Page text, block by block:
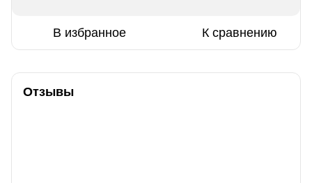
В избранное К сравнению
Отзывы